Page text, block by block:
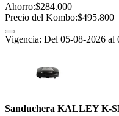
Ahorro:$284.000
Precio del Kombo:$495.800
Vigencia: Del 05-08-2026 al
Sanduchera KALLEY K-